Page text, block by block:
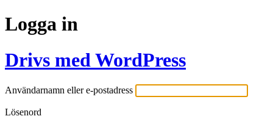
Logga in
Drivs med WordPress
Användarnamn eller e-postadress
Lösenord